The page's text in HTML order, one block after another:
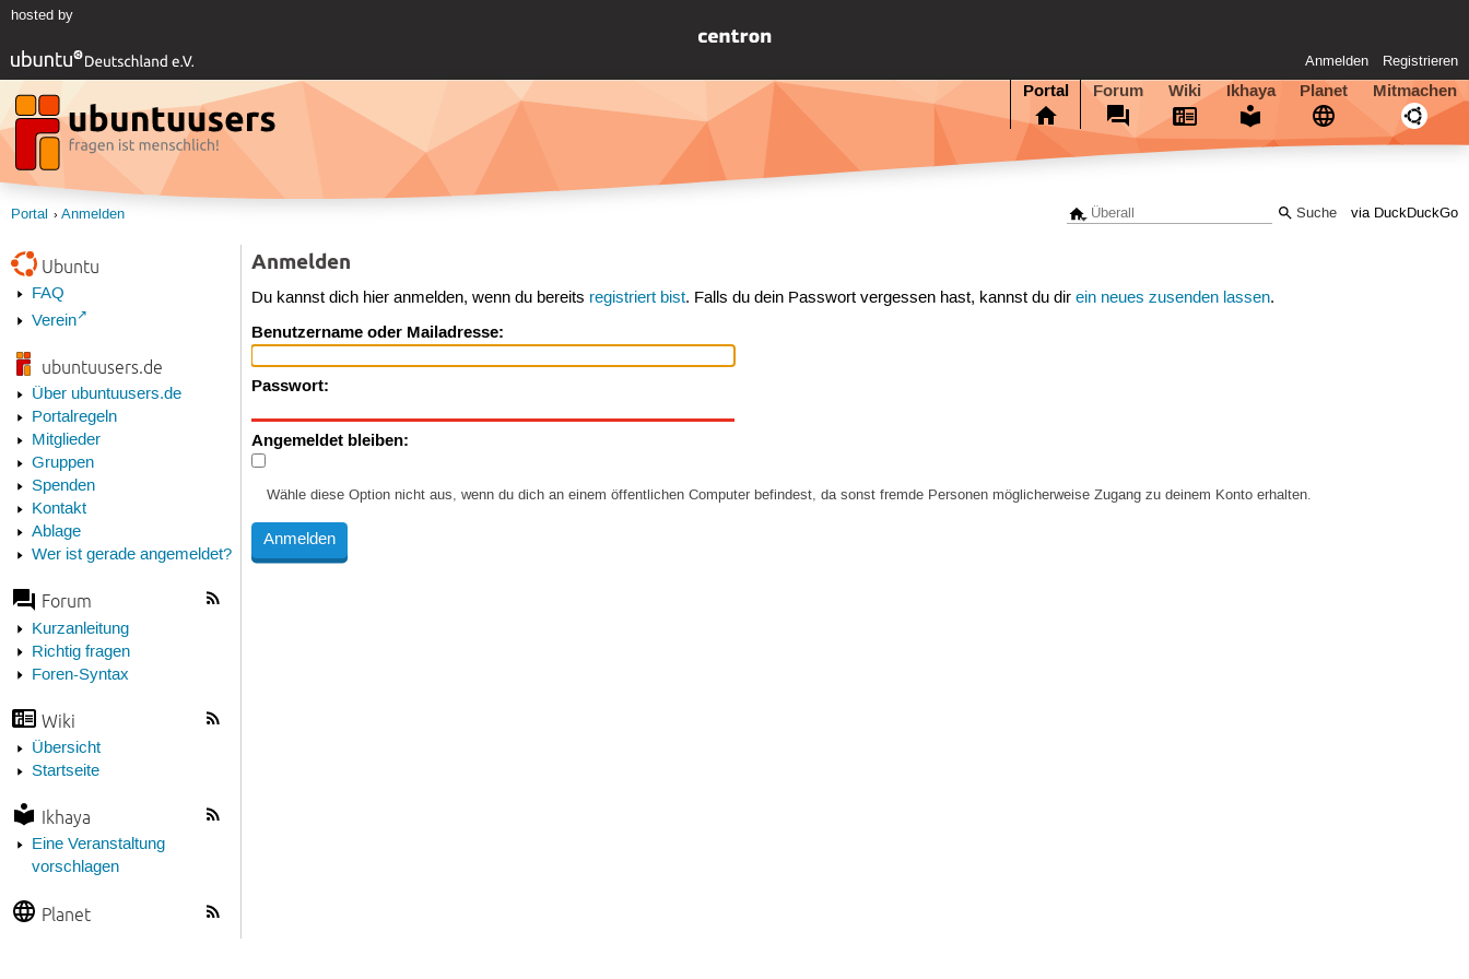
hosted by
Anmelden Registrieren
Portal Forum Wiki Ikhaya Planet Mitmachen
via DuckDuckGo
Portal Anmelden
Ubuntu
FAQ
Verein
ubuntuusers.de
Über ubuntuusers.de
Portalregeln
Mitglieder
Gruppen
Spenden
Kontakt
Ablage
Wer ist gerade angemeldet?
Forum
Kurzanleitung
Richtig fragen
Foren-Syntax
Wiki
Übersicht
Startseite
Ikhaya
Eine Veranstaltung
vorschlagen
Planet
Anmelden
Du kannst dich hier anmelden, wenn du bereits registriert bist. Falls du dein Passwort vergessen hast, kannst du direin neues zusenden lassen.
Benutzername oder Mailadresse:
Passwort:
Angemeldet bleiben:
Wähle diese Option nicht aus, wenn du dich an einem öffentlichen Computer befindest, da sonst fremde Personen möglicherweise Zugang zu deinem Konto erhalten.